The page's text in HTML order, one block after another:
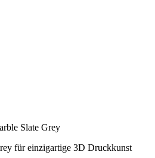
Slate Grey
für einzigartige 3D Druckkunst